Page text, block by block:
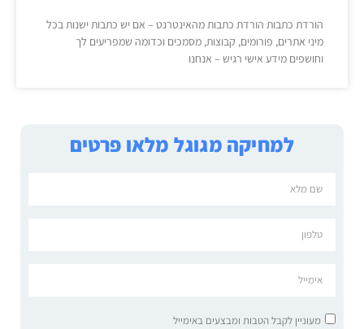
למחיקה מגוגל מלאו פרטים
מעוניין לקבל הטבות ומבצעים באימייל
הורדת כתבות הורדת כתבות מהאינטרנט – אם יש כתבות ישנות בכל
מיני אתרים, פורומים, קבוצות, מסמכים וכדומה שמפריעים לך
וחושפים מידע אישי רגיש – אנחנו